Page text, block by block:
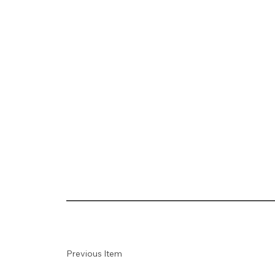
Previous Item